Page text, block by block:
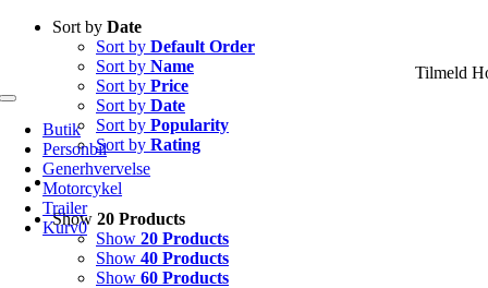
Skip
Tilmeld
Toggle
Navigation
Butik
Personbil
Generhvervelse
Motorcykel
Trailer
Kurv0
Sort by Date
Sort by Default Order
Sort by Name
Sort by Price
Sort by Date
Sort by Popularity
Sort by Rating
Show 20 Products
Show 20 Products
Show 40 Products
Show 60 Products